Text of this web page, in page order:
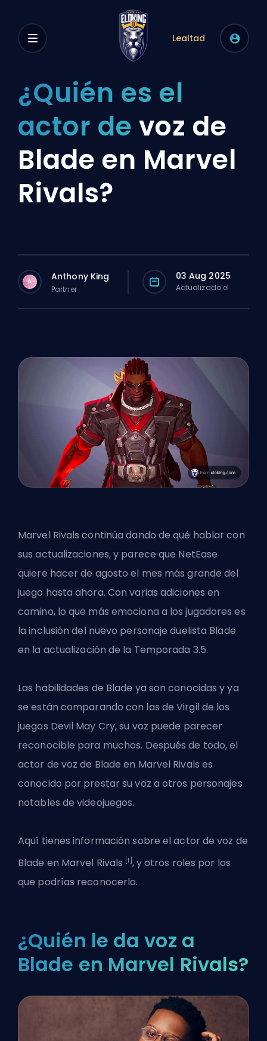
Lealtad
¿Quién es el
actor de voz de
Blade en Marvel
Rivals?
A Anthony King
Partner
03 Aug 2025
Actualizado el
Marvel Rivals continúa dando de qué hablar con
sus actualizaciones, y parece que NetEase
quiere hacer de agosto el mes más grande del
juego hasta ahora. Con varias adiciones en
camino, lo que más emociona a los jugadores es
la inclusión del nuevo personaje duelista Blade
en la actualización de la Temporada 3.5.
Las habilidades de Blade ya son conocidas y ya
se están comparando con las de Virgil de los
juegos Devil May Cry, su voz puede parecer
reconocible para muchos. Después de todo, el
actor de voz de Blade en Marvel Rivals es
conocido por prestar su voz a otros personajes
notables de videojuegos.
Aquí tienes información sobre el actor de voz de
Blade en Marvel Rivals [1] , y otros roles por los
que podrías reconocerlo.
¿Quién le da voz a
Blade en Marvel Rivals?